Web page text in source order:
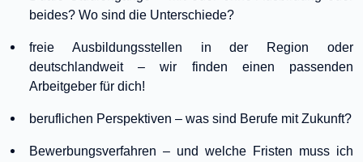
beides? Wo sind die Unterschiede?
freie Ausbildungsstellen in der Region oder
deutschlandweit – wir finden einen passenden
Arbeitgeber für dich!
beruflichen Perspektiven – was sind Berufe mit Zukunft?
Bewerbungsverfahren – und welche Fristen muss ich